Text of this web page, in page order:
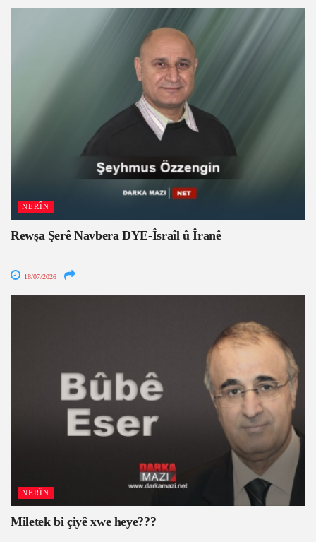
NERÎN
Rewşa Şerê Navbera DYE-Îsraîl û Îranê
18/07/2026
NERÎN
Miletek bi çiyê xwe heye???